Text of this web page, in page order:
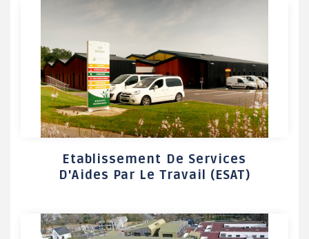
Etablissement De Services
D'Aides Par Le Travail (ESAT)